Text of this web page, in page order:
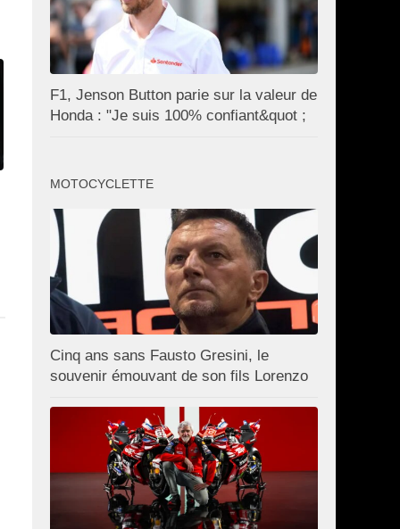
F1, Jenson Button parie sur la valeur de
Honda : "Je suis 100% confiant&quot ;
MOTOCYCLETTE
Cinq ans sans Fausto Gresini, le
souvenir émouvant de son fils Lorenzo